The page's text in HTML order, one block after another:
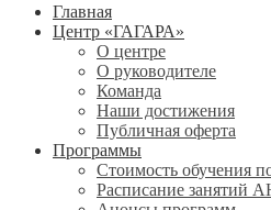
Главная
Центр «ГАГАРА»
О центре
О руководителе
Команда
Наши достижения
Публичная оферта
Программы
Стоимость обучения
Расписание